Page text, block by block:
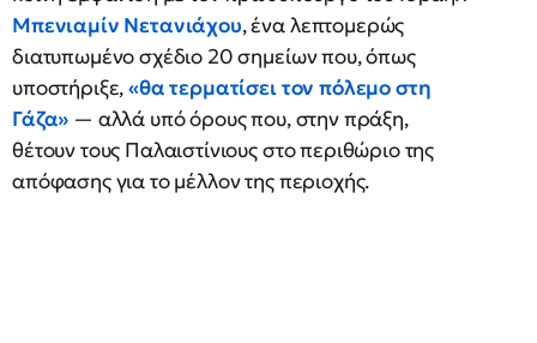
Μπενιαμίν Νετανιάχου, ένα λεπτομερώς
διατυπωμένο σχέδιο 20 σημείων που, όπως
υποστήριξε,«θα τερματίσει τον πόλεμο στη
Γάζα» — αλλά υπό όρους που, στην πράξη,
θέτουν τους Παλαιστίνιους στο περιθώριο της
απόφασης για το μέλλον της περιοχής.